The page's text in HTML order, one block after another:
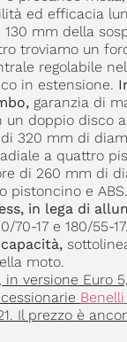
ed efficacia
130 mm della
troviamo un
regolabile
in estensione.
garanzia di
un doppio disco
320 mm di
a quattro
di 260 mm di
pistoncino e
in lega di
70-17 e 180/55-
moto.
in versione Euro
Benelli
Il prezzo è